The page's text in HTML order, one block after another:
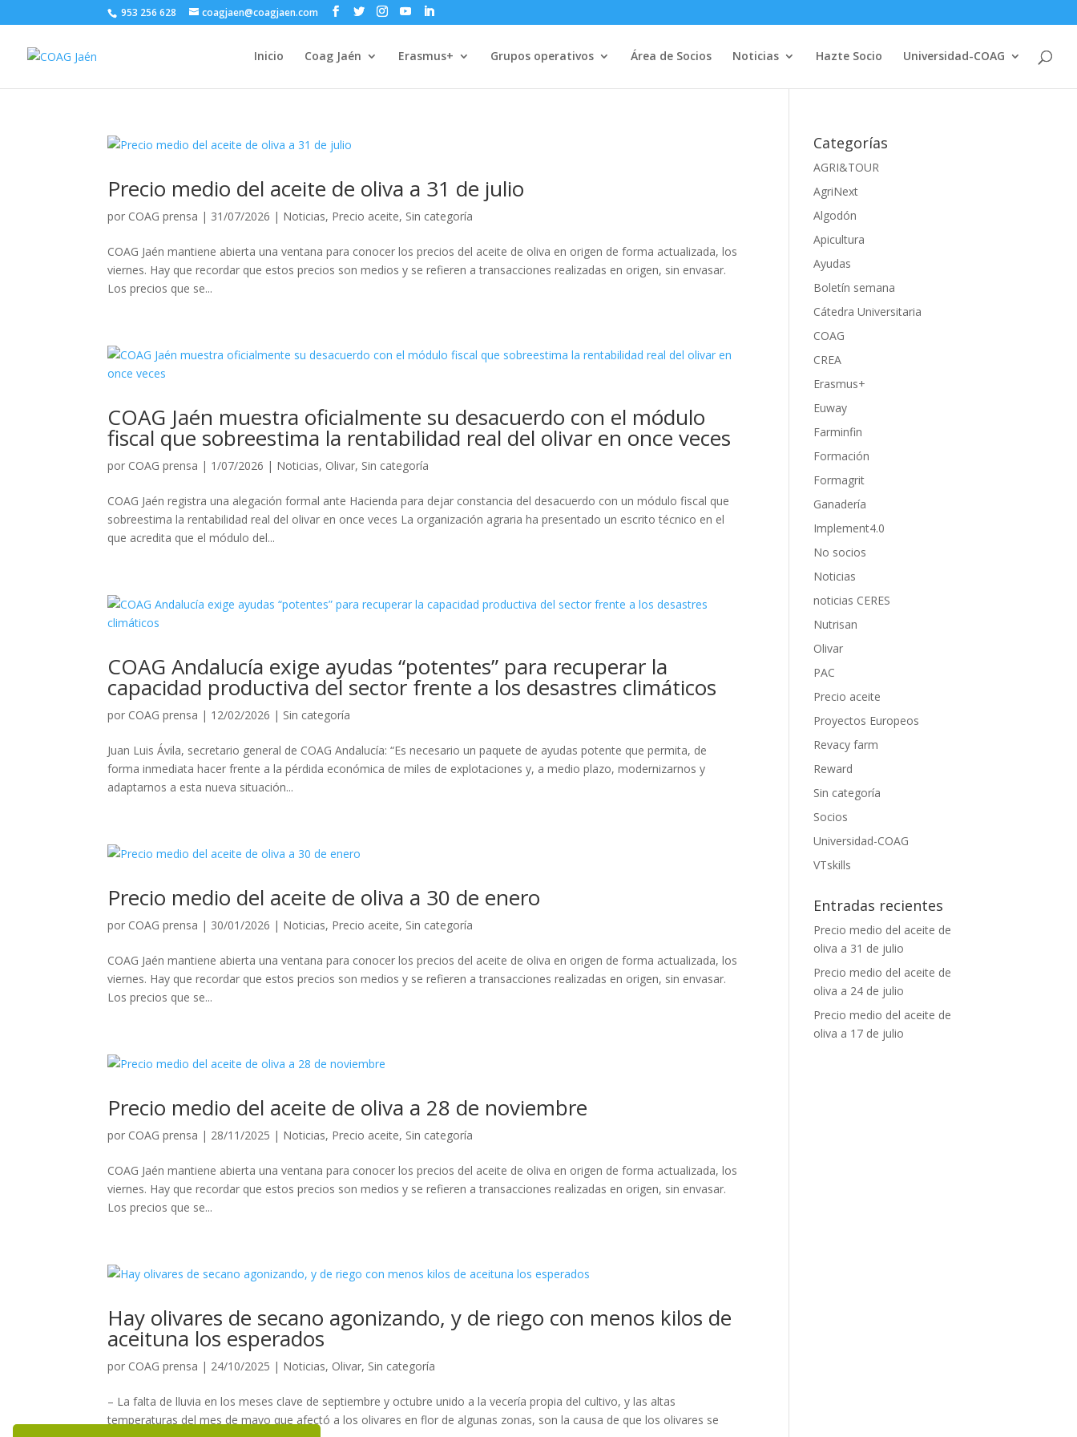
953 256 628 coagjaen@coagjaen.com
Inicio Coag Jaén Erasmus+ Grupos operativos Área de Socios Noticias Hazte Socio Universidad-COAG
Precio medio del aceite de oliva a 31 de julio
por COAG prensa | 31/07/2026 | Noticias, Precio aceite, Sin categoría
COAG Jaén mantiene abierta una ventana para conocer los precios del aceite de oliva en origen de forma actualizada, los
viernes. Hay que recordar que estos precios son medios y se refieren a transacciones realizadas en origen, sin envasar.
Los precios que se...
COAG Jaén muestra oficialmente su desacuerdo con el módulo
fiscal que sobreestima la rentabilidad real del olivar en once veces
por COAG prensa | 1/07/2026 | Noticias, Olivar, Sin categoría
COAG Jaén registra una alegación formal ante Hacienda para dejar constancia del desacuerdo con un módulo fiscal que
sobreestima la rentabilidad real del olivar en once veces La organización agraria ha presentado un escrito técnico en el
que acredita que el módulo del...
COAG Andalucía exige ayudas “potentes” para recuperar la
capacidad productiva del sector frente a los desastres climáticos
por COAG prensa | 12/02/2026 | Sin categoría
Juan Luis Ávila, secretario general de COAG Andalucía: “Es necesario un paquete de ayudas potente que permita, de
forma inmediata hacer frente a la pérdida económica de miles de explotaciones y, a medio plazo, modernizarnos y
adaptarnos a esta nueva situación...
Precio medio del aceite de oliva a 30 de enero
por COAG prensa | 30/01/2026 | Noticias, Precio aceite, Sin categoría
COAG Jaén mantiene abierta una ventana para conocer los precios del aceite de oliva en origen de forma actualizada, los
viernes. Hay que recordar que estos precios son medios y se refieren a transacciones realizadas en origen, sin envasar.
Los precios que se...
Precio medio del aceite de oliva a 28 de noviembre
por COAG prensa | 28/11/2025 | Noticias, Precio aceite, Sin categoría
COAG Jaén mantiene abierta una ventana para conocer los precios del aceite de oliva en origen de forma actualizada, los
viernes. Hay que recordar que estos precios son medios y se refieren a transacciones realizadas en origen, sin envasar.
Los precios que se...
Hay olivares de secano agonizando, y de riego con menos kilos de
aceituna los esperados
por COAG prensa | 24/10/2025 | Noticias, Olivar, Sin categoría
– La falta de lluvia en los meses clave de septiembre y octubre unido a la vecería propia del cultivo, y las altas
temperaturas del mes de mayo que afectó a los olivares en flor de algunas zonas, son la causa de que los olivares se
Categorías
AGRI&TOUR
AgriNext
Algodón
Apicultura
Ayudas
Boletín semana
Cátedra Universitaria
COAG
CREA
Erasmus+
Euway
Farminfin
Formación
Formagrit
Ganadería
Implement4.0
No socios
Noticias
noticias CERES
Nutrisan
Olivar
PAC
Precio aceite
Proyectos Europeos
Revacy farm
Reward
Sin categoría
Socios
Universidad-COAG
VTskills
Entradas recientes
Precio medio del aceite de
oliva a 31 de julio
Precio medio del aceite de
oliva a 24 de julio
Precio medio del aceite de
oliva a 17 de julio